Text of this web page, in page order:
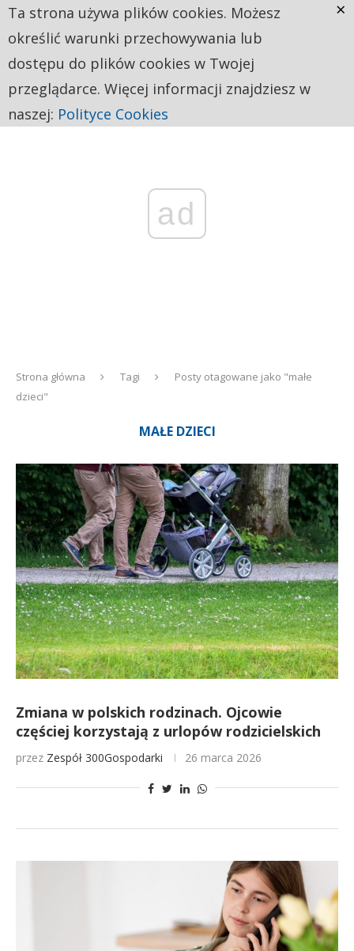
ad
Strona główna Tagi
Posty otagowane jako "małe
dzieci"
MAŁE DZIECI
Zmiana w polskich rodzinach. Ojcowie
częściej korzystają z urlopów rodzicielskich
przez Zespół 300Gospodarki 26 marca 2026
Ta strona używa plików cookies. Możesz
określić warunki przechowywania lub
dostępu do plików cookies w Twojej
przeglądarce. Więcej informacji znajdziesz w
naszej: Polityce Cookies
×